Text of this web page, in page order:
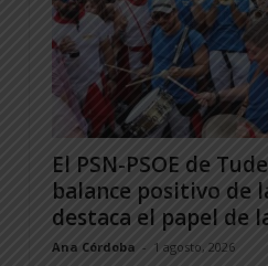
El PSN-PSOE de
balance positivo de
destaca el papel de
Ana Córdoba - 1 agosto, 2026